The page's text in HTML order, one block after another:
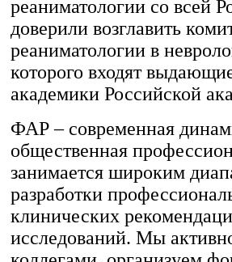
реаниматологии со всей
доверили возглавить
реаниматологии в
которого входят
академики Российской
ФАР – современная
общественная
занимается широким
разработки
клинических
исследований. Мы